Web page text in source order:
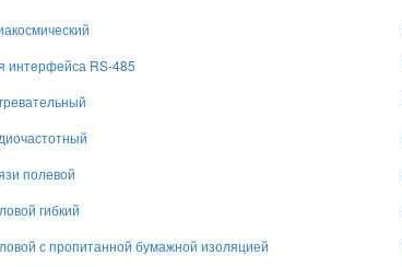
интерфейса RS-485
полевой
гибкий
с пропитанной бумажной изоляцией